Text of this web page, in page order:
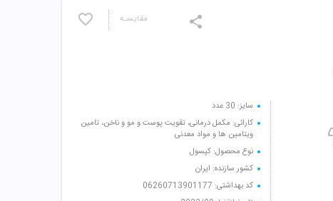
مقایسـه
سایز: 30 عدد
کارائی: مکمل درمانی، تقویت پوست و مو و ناخن، تامین
ویتامین ها و مواد معدنی
نوع محصول: کپسول
کشور سازنده: ایران
کد بهداشتی: 06260713901177